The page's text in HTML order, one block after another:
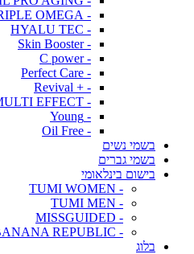
- TRIPLE OMEGA
- HYALU TEC
- Skin Booster
- C power
- Perfect Care
- + Revival
- MULTI EFFECT
- Young
- Oil Free
בשמי נשים
בשמי גברים
בישום בינלאומי
- TUMI WOMEN
- TUMI MEN
- MISSGUIDED
- BANANA REPUBLIC
בלוג